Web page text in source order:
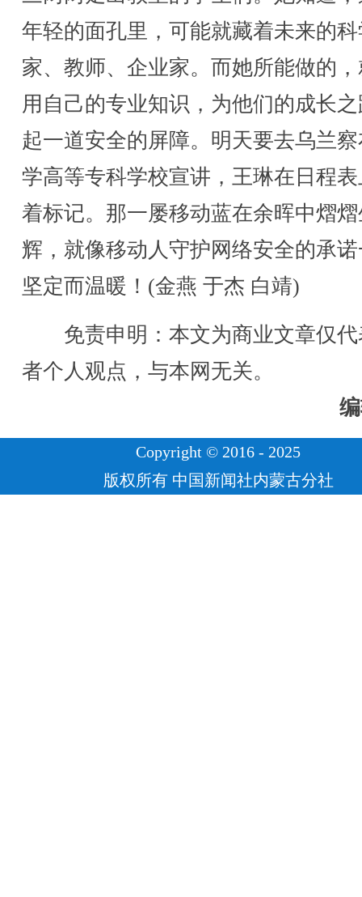
年轻的面孔里，可能就藏着未来的
家、教师、企业家。而她所能做的
用自己的专业知识，为他们的成长
起一道安全的屏障。明天要去乌兰
学高等专科学校宣讲，王琳在日程
着标记。那一屡移动蓝在余晖中熠
辉，就像移动人守护网络安全的承
坚定而温暖！(金燕 于杰 白靖)
免责申明：本文为商业文章仅代
者个人观点，与本网无关。
Copyright © 2016 - 2025
版权所有 中国新闻社内蒙古分社